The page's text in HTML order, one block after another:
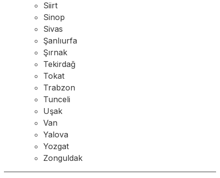
Siirt
Sinop
Sivas
Şanlıurfa
Şırnak
Tekirdağ
Tokat
Trabzon
Tunceli
Uşak
Van
Yalova
Yozgat
Zonguldak